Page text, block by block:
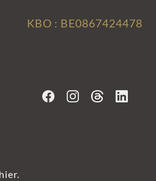
KBO : BE0867424478